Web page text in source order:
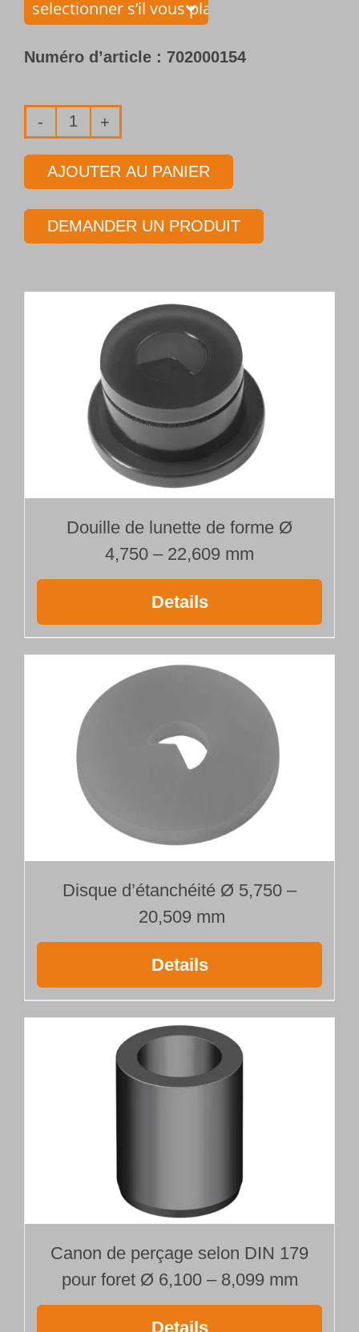
Numéro d’article : 702000154
quantité
de
Foret
lèvre
forage
brasée
Type 110
Ø 8,000 mm
Longueur 800 mm
AJOUTER AU PANIER
DEMANDER UN PRODUIT
Douille de lunette de forme Ø
4,750 – 22,609 mm
Details
Disque d’étanchéité Ø 5,750 –
20,509 mm
Details
Canon de perçage selon DIN 179
pour foret Ø 6,100 – 8,099 mm
Details